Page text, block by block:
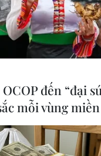
Xuân Phúc phát
Nhất/TTXVN)
một câu nói của
cho thành công
kinh doanh
đến “đại
mỗi vùng miền